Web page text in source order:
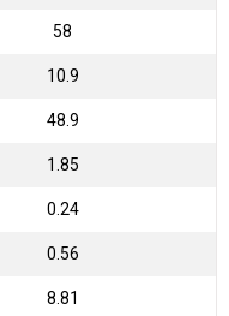
58
10.9
48.9
1.85
0.24
0.56
8.81